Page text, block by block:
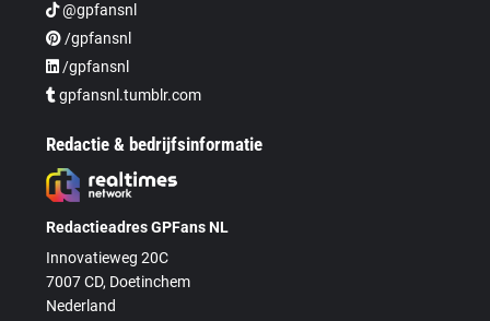
@gpfansnl
/gpfansnl
/gpfansnl
gpfansnl.tumblr.com
Redactie & bedrijfsinformatie
Redactieadres GPFans NL
Innovatieweg 20C
7007 CD, Doetinchem
Nederland